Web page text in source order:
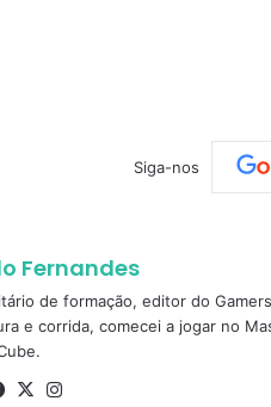
Siga-nos
Fernandes
de formação, editor do
e corrida, comecei a jogar no
Facebook
X